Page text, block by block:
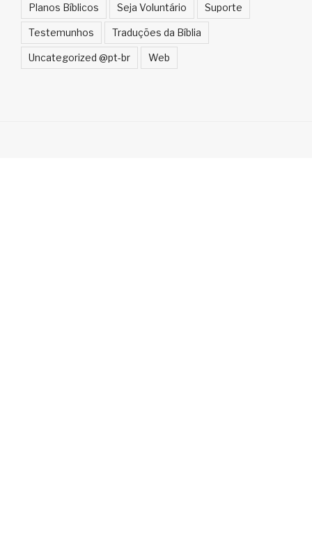
Planos Bíblicos Seja Voluntário Suporte
Testemunhos Traduções da Bíblia
Uncategorized @pt-br Web